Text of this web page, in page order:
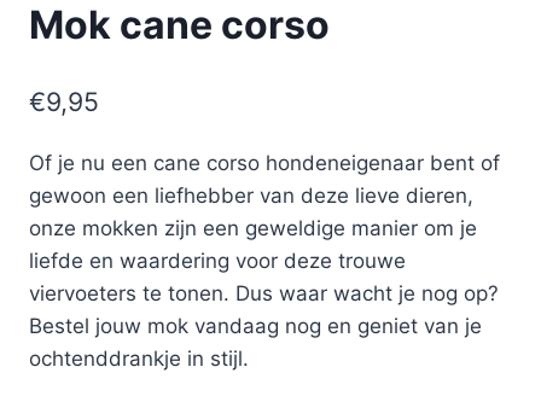
Mok cane corso
€9,95
Of je nu een cane corso hondeneigenaar bent of
gewoon een liefhebber van deze lieve dieren,
onze mokken zijn een geweldige manier om je
liefde en waardering voor deze trouwe
viervoeters te tonen. Dus waar wacht je nog op?
Bestel jouw mok vandaag nog en geniet van je
ochtenddrankje in stijl.